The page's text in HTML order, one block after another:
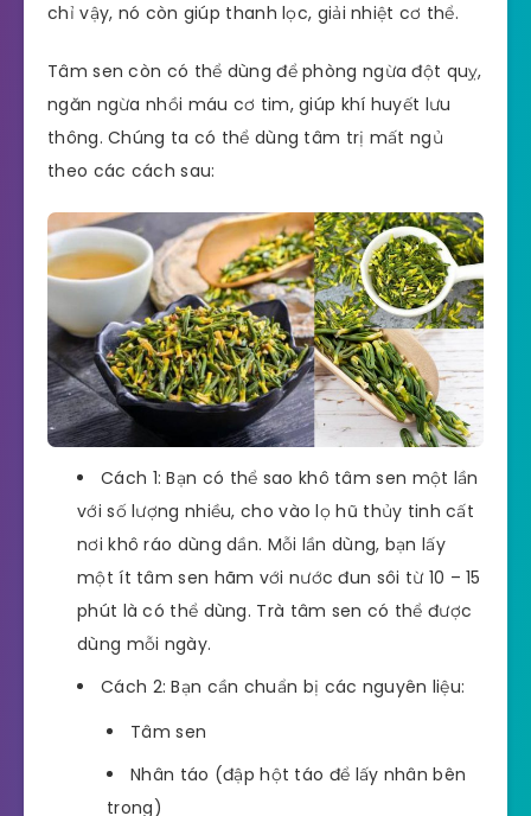
chỉ vậy, nó còn giúp thanh lọc, giải nhiệt cơ thể.
Tâm sen còn có thể dùng để phòng ngừa đột quỵ,
ngăn ngừa nhồi máu cơ tim, giúp khí huyết lưu
thông. Chúng ta có thể dùng tâm trị mất ngủ
theo các cách sau:
Cách 1: Bạn có thể sao khô tâm sen một lần
với số lượng nhiều, cho vào lọ hũ thủy tinh cất
nơi khô ráo dùng dần. Mỗi lần dùng, bạn lấy
một ít tâm sen hãm với nước đun sôi từ 10 – 15
phút là có thể dùng. Trà tâm sen có thể được
dùng mỗi ngày.
Cách 2: Bạn cần chuẩn bị các nguyên liệu:
Tâm sen
Nhân táo (đập hột táo để lấy nhân bên
trong)